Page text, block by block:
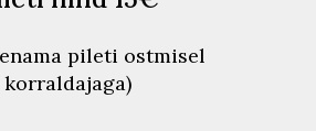
pileti ostmisel